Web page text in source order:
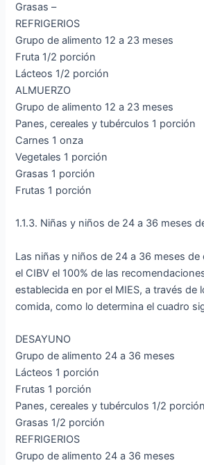
Grasas –
REFRIGERIOS
Grupo de alimento 12 a 23 meses
Fruta 1/2 porción
Lácteos 1/2 porción
ALMUERZO
Grupo de alimento 12 a 23 meses
Panes, cereales y tubérculos 1 porción
Carnes 1 onza
Vegetales 1 porción
Grasas 1 porción
Frutas 1 porción
1.1.3. Niñas y niños de 24 a 36 meses
Las niñas y niños de 24 a 36 meses de
el CIBV el 100% de las
establecida en por el MIES, a través de
comida, como lo determina el cuadro
DESAYUNO
Grupo de alimento 24 a 36 meses
Lácteos 1 porción
Frutas 1 porción
Panes, cereales y tubérculos 1/2 porción
Grasas 1/2 porción
REFRIGERIOS
Grupo de alimento 24 a 36 meses